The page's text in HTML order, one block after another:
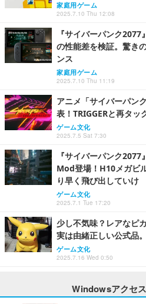
家庭用ゲーム
2025.7.10 Thu 12:08
『サイバーパンク
の性能差を検証。驚き
ンス
家庭用ゲーム
2025.7.10 Thu 11:19
アニメ「サイバーパン
表！TRIGGERと再タッ
ゲーム文化
2025.7.5 Sat 7:30
『サイバーパンク
Mod登場！H10メガビ
り早く飛び出していけ
ゲーム文化
2025.7.1 Tue 17:20
少し不気味？レアなピ
実は由緒正しい公式品
ゲーム文化
2025.7.16 Wed 0:50
Windowsアクセ